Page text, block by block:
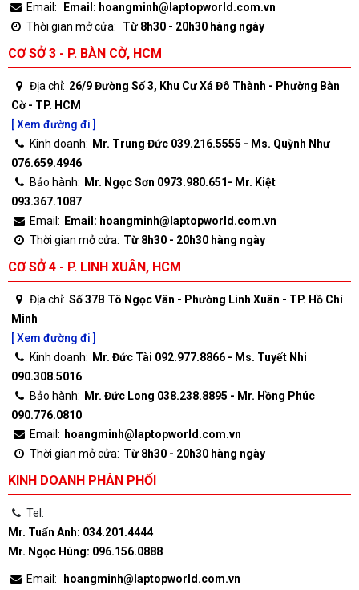
Email:
Email: hoangminh@laptopworld.com.vn
Thời gian mở cửa:
Từ 8h30 - 20h30 hàng ngày
CƠ SỞ 3 - P. BÀN CỜ, HCM
Địa chỉ: 26/9 Đường Số 3, Khu Cư Xá Đô Thành - Phường Bàn
Cờ - TP. HCM
[ Xem đường đi ]
Kinh doanh: Mr. Trung Đức 039.216.5555 - Ms. Quỳnh Như
076.659.4946
Bảo hành: Mr. Ngọc Sơn 0973.980.651- Mr. Kiệt
093.367.1087
Email: Email: hoangminh@laptopworld.com.vn
Thời gian mở cửa: Từ 8h30 - 20h30 hàng ngày
CƠ SỞ 4 - P. LINH XUÂN, HCM
Địa chỉ: Số 37B Tô Ngọc Vân - Phường Linh Xuân - TP. Hồ Chí
Minh
[ Xem đường đi ]
Kinh doanh: Mr. Đức Tài 092.977.8866 - Ms. Tuyết Nhi
090.308.5016
Bảo hành: Mr. Đức Long 038.238.8895 - Mr. Hồng Phúc
090.776.0810
Email: hoangminh@laptopworld.com.vn
Thời gian mở cửa: Từ 8h30 - 20h30 hàng ngày
KINH DOANH PHÂN PHỐI
Tel:
Mr. Tuấn Anh: 034.201.4444
Mr. Ngọc Hùng: 096.156.0888
Email: hoangminh@laptopworld.com.vn